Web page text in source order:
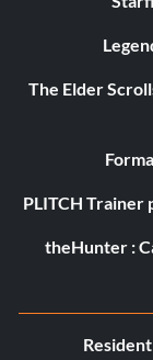
The Elder
PLITCH Trainer
theHunter :